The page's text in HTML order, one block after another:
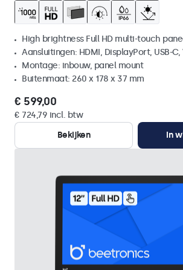
High brightness Full HD multi-touch
Aansluitingen: HDMI, DisplayPort, USB-C,
Montage: inbouw, panel mount
Buitenmaat: 260 x 178 x 37 mm
€ 599,00
€ 724,79 incl. btw
Bekijken
In